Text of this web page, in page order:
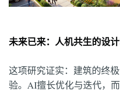
未来已来：人机共生的设
这项研究证实：建筑的终
验。AI擅长优化与迭代，